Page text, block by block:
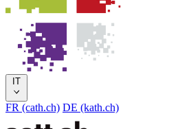
IT
FR (cath.ch) DE (kath.ch)